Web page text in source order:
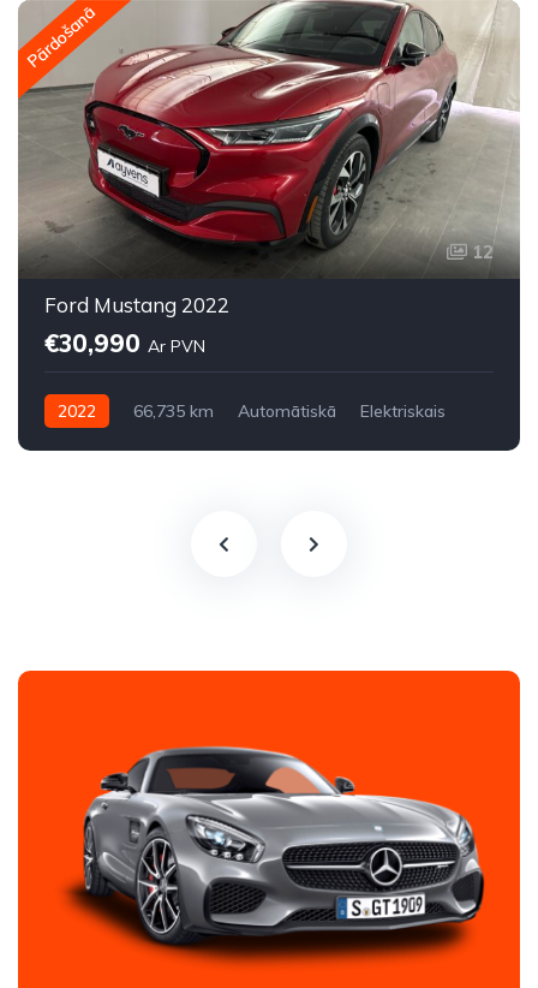
Pārdošanā
12
Ford Mustang 2022
€30,990 Ar PVN
2022 66,735 km Automātiskā
Elektriskais